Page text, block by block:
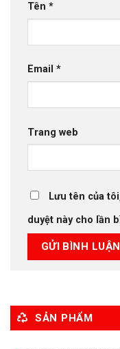
Tên *
Email *
Trang web
Lưu tên của
duyệt này cho lần
SẢN PHẨM